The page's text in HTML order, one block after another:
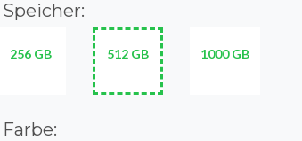
Speicher:
256 GB 512 GB 1000 GB
Farbe: